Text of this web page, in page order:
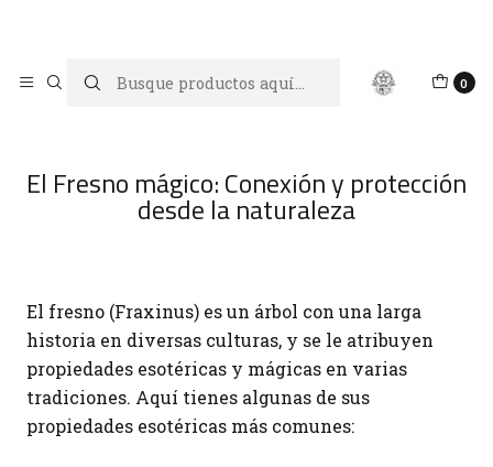
0
Inicio Blog
El Fresno mágico: Conexión y protección desde la
El Fresno mágico: Conexión y protección
desde la naturaleza
El fresno (Fraxinus) es un árbol con una larga
historia en diversas culturas, y se le atribuyen
propiedades esotéricas y mágicas en varias
tradiciones. Aquí tienes algunas de sus
propiedades esotéricas más comunes: